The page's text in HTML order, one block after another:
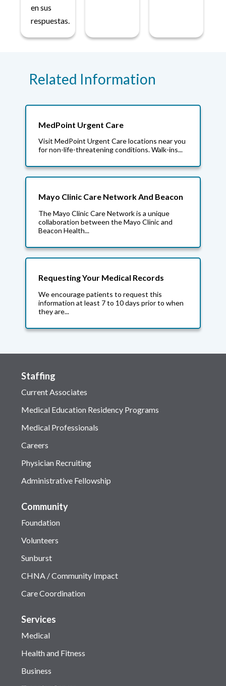
en sus
respuestas.
Related Information
MedPoint Urgent Care
Visit MedPoint Urgent Care locations near you
for non-life-threatening conditions. Walk-ins...
Mayo Clinic Care Network And Beacon
The Mayo Clinic Care Network is a unique
collaboration between the Mayo Clinic and
Beacon Health...
Requesting Your Medical Records
We encourage patients to request this
information at least 7 to 10 days prior to when
they are...
Staffing
Current Associates
Medical Education Residency Programs
Medical Professionals
Careers
Physician Recruiting
Administrative Fellowship
Community
Foundation
Volunteers
Sunburst
CHNA / Community Impact
Care Coordination
Services
Medical
Health and Fitness
Business